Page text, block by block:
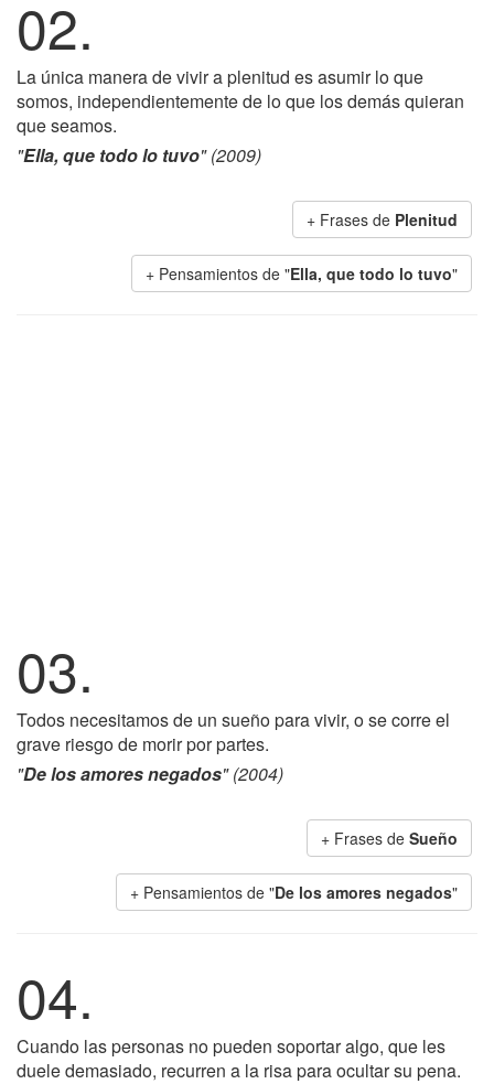
02.
La única manera de vivir a plenitud es asumir lo que
somos, independientemente de lo que los demás quieran
que seamos.
"Ella, que todo lo tuvo" (2009)
+ Frases de Plenitud
+ Pensamientos de "Ella, que todo lo tuvo"
03.
Todos necesitamos de un sueño para vivir, o se corre el
grave riesgo de morir por partes.
"De los amores negados" (2004)
+ Frases de Sueño
+ Pensamientos de "De los amores negados"
04.
Cuando las personas no pueden soportar algo, que les
duele demasiado, recurren a la risa para ocultar su pena.